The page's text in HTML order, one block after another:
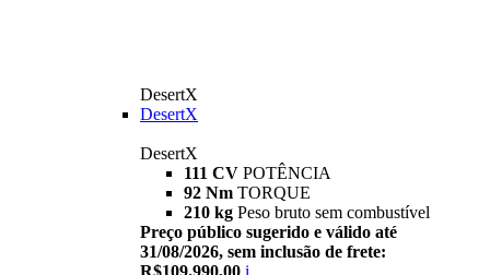
DesertX
DesertX
DesertX
111 CV POTÊNCIA
92 Nm TORQUE
210 kg Peso bruto sem combustível
Preço público sugerido e válido até
31/08/2026, sem inclusão de frete:
R$109.990,00 i